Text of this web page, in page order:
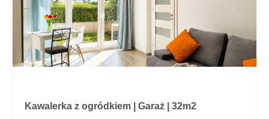
Kawalerka z ogródkiem | Garaż | 32m2